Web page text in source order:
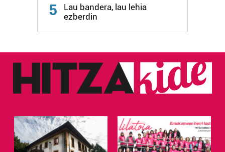
5
Lau bandera, lau lehia
ezberdin